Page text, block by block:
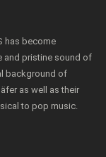
has become
and pristine sound of
background of
as well as their
to pop music.